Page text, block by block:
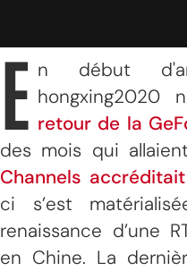
E n début
hongxing2020
retour de la
des mois qui
Channels
ci s’est
renaissance d’une
en Chine. La